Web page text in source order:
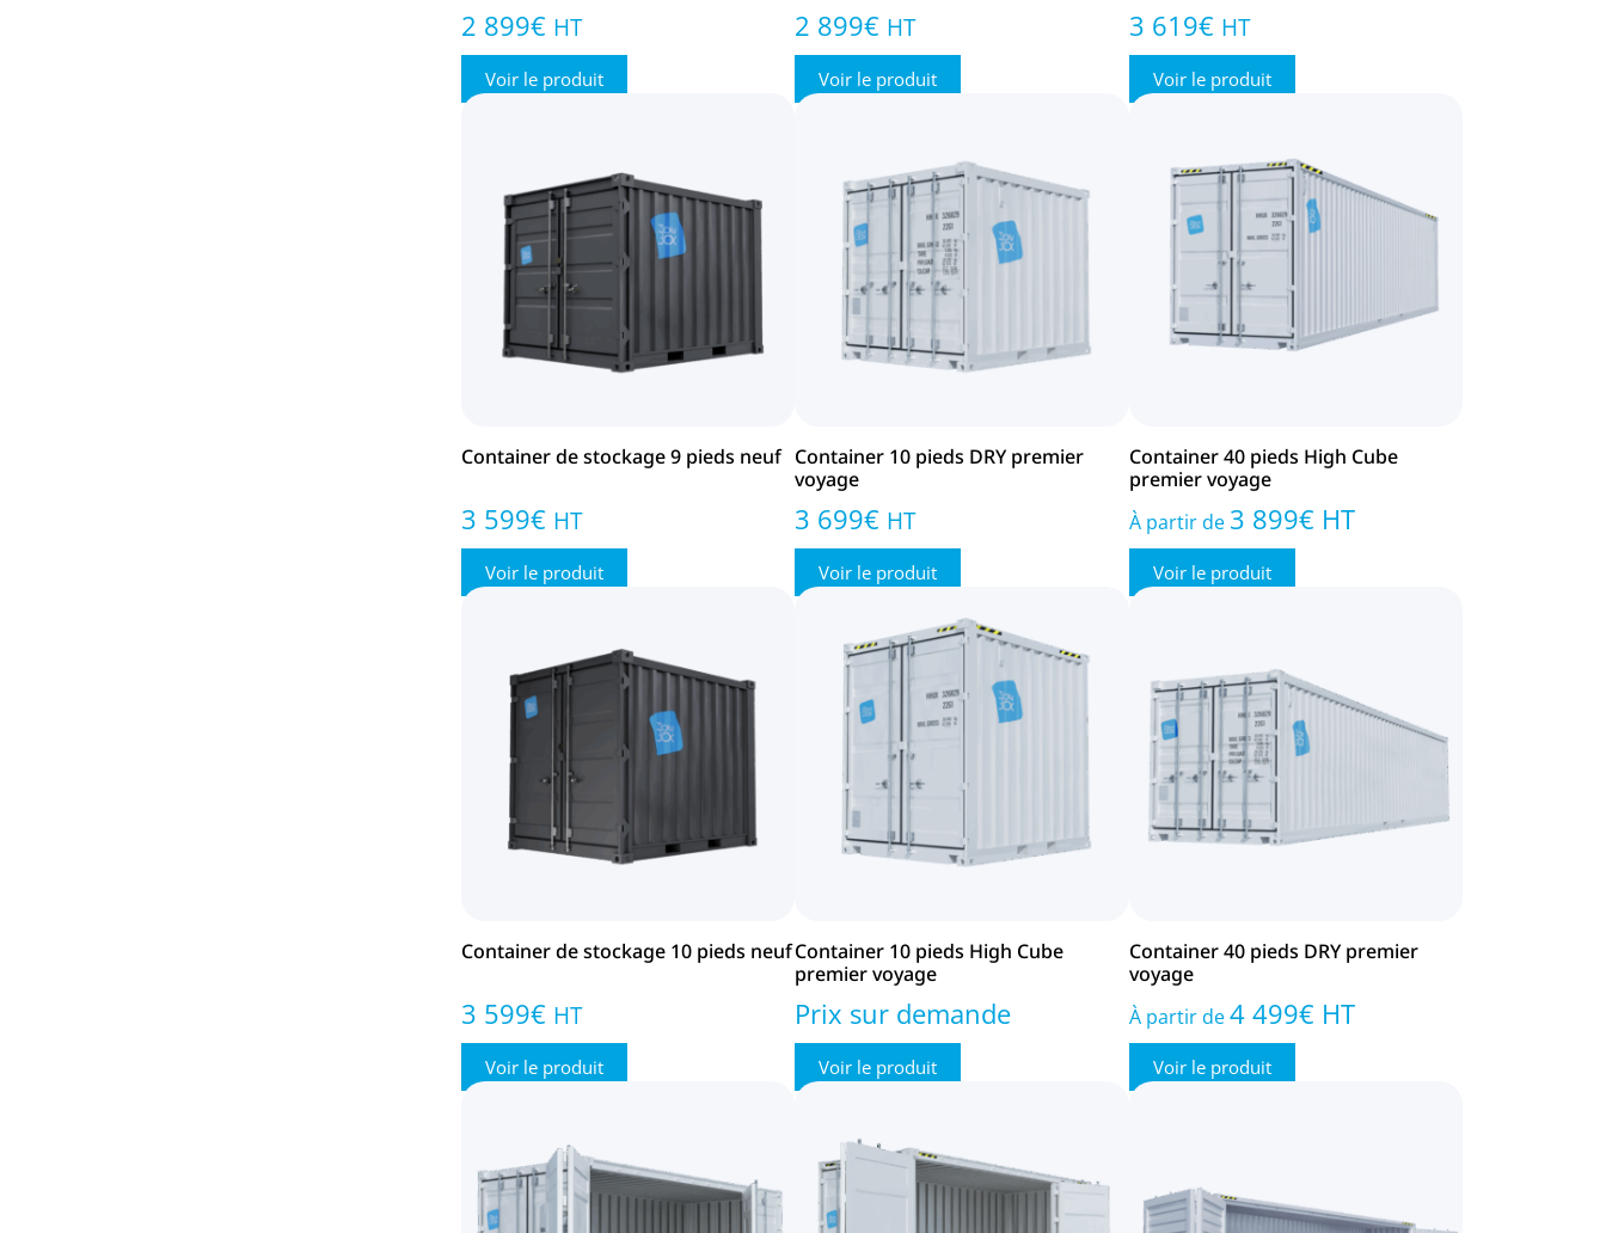
2 899€ HT
Voir le produit
2 899€ HT
Voir le produit
3 619€ HT
Voir le produit
Container de stockage 9 pieds neuf
3 599€ HT
Voir le produit
Container 10 pieds DRY premier
voyage
3 699€ HT
Voir le produit
Container 40 pieds High Cube
premier voyage
À partir de 3 899€ HT
Voir le produit
Container de stockage 10 pieds neuf
3 599€ HT
Voir le produit
Container 10 pieds High Cube
premier voyage
Prix sur demande
Voir le produit
Container 40 pieds DRY premier
voyage
À partir de4 499€ HT
Voir le produit